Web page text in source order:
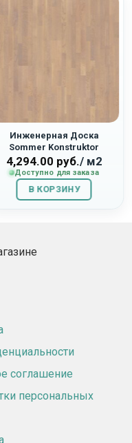
Инженерная Доска
Sommer Konstruktor
550269007 «Дуб Вестерос»
4,294.00 руб./ м2
Доступно для заказа
В КОРЗИНУ
соглашение
персональных